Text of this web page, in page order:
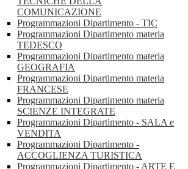
COMUNICAZIONE
Programmazioni Dipartimento - TIC
Programmazioni Dipartimento materia
TEDESCO
Programmazioni Dipartimento materia
GEOGRAFIA
Programmazioni Dipartimento materia
FRANCESE
Programmazioni Dipartimento materia
SCIENZE INTEGRATE
Programmazioni Dipartimento - SALA e
VENDITA
Programmazioni Dipartimento -
ACCOGLIENZA TURISTICA
Programmazioni Dipartimento - ARTE E